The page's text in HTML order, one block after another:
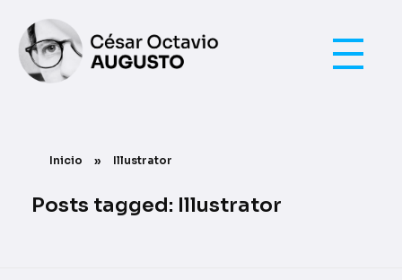
Inicio » Illustrator
Posts tagged: Illustrator